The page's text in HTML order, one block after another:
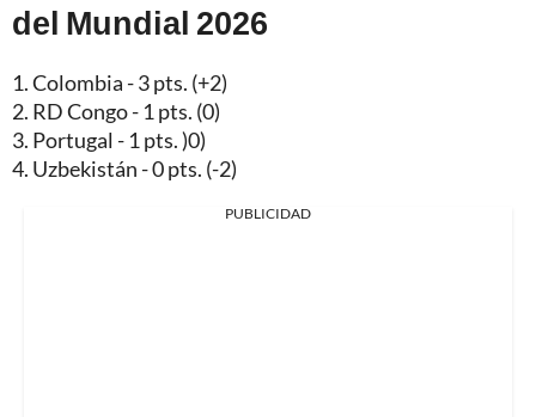
del Mundial 2026
1. Colombia - 3 pts. (+2)
2. RD Congo - 1 pts. (0)
3. Portugal - 1 pts. )0)
4. Uzbekistán - 0 pts. (-2)
PUBLICIDAD